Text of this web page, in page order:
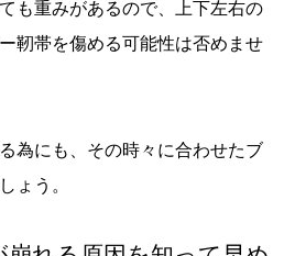
も重みがあるので、上下左右の
靭帯を傷める可能性は否めませ
為にも、その時々に合わせたブ
ょう。